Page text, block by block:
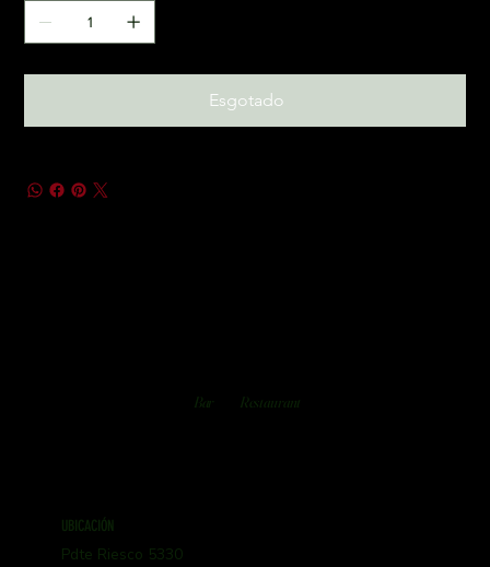
Esgotado
Bar Restaurant
UBICACIÓN
Pdte Riesco 5330